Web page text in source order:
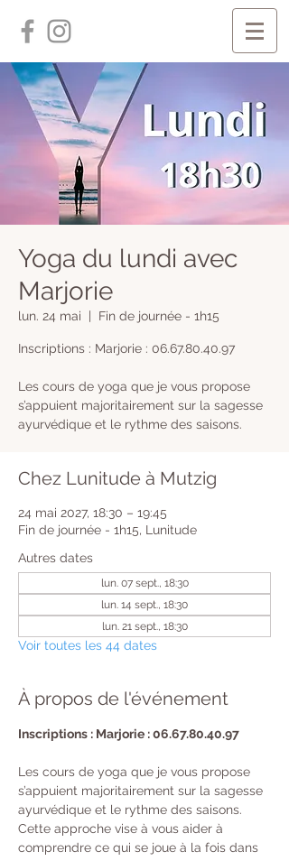
Yoga du lundi avec
Marjorie
lun. 24 mai Fin de journée - 1h15
Inscriptions : Marjorie : 06.67.80.40.97
Les cours de yoga que je vous propose
s’appuient majoritairement sur la sagesse
ayurvédique et le rythme des saisons.
Chez Lunitude à Mutzig
24 mai 2027, 18:30 – 19:45
Fin de journée - 1h15, Lunitude
Autres dates
lun. 07 sept., 18:30
lun. 14 sept., 18:30
lun. 21 sept., 18:30
Voir toutes les 44 dates
À propos de l'événement
Inscriptions : Marjorie : 06.67.80.40.97
Les cours de yoga que je vous propose
s’appuient majoritairement sur la sagesse
ayurvédique et le rythme des saisons.
Cette approche vise à vous aider à
comprendre ce qui se joue à la fois dans